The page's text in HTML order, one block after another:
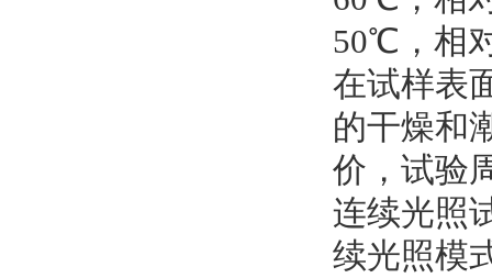
50℃，相
在试样表
的干燥和
价，试验
连续光照
续光照模